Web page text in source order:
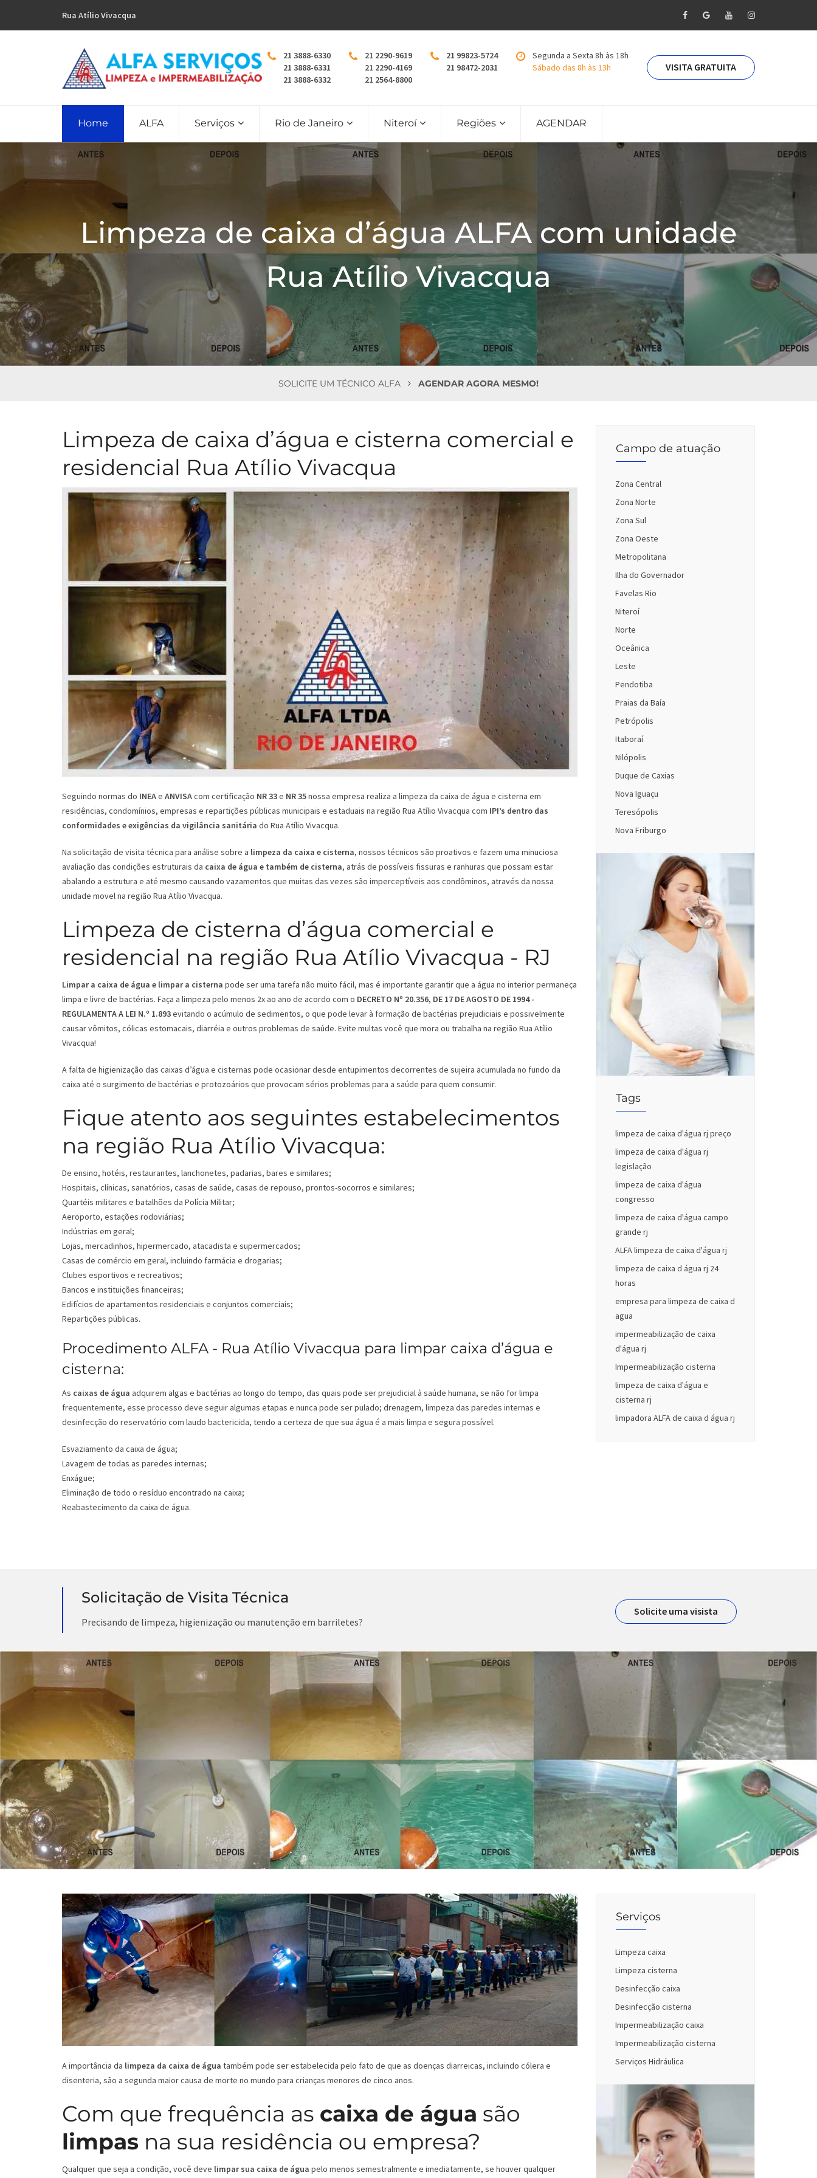
Rua Atí­lio Vivacqua
21 3888-6330
21 3888-6331
21 3888-6332
21 2290-9619
21 2290-4169
21 2564-8800
21 99823-5724
21 98472-2031
Segunda a Sexta 8h às 18h
Sábado das 8h às 13h
VISITA GRATUITA
Home ALFA Serviços Rio de Janeiro Niteroí Regiões AGENDAR
Limpeza de caixa d’água ALFA com unidade
Rua Atí­lio Vivacqua
SOLICITE UM TÉCNICO ALFA AGENDAR AGORA MESMO!
Campo de atuação
Zona Central
Zona Norte
Zona Sul
Zona Oeste
Metropolitana
Ilha do Governador
Favelas Rio
Niteroí
Norte
Oceânica
Leste
Pendotiba
Praias da Baía
Petrópolis
Itaboraí
Nilópolis
Duque de Caxias
Nova Iguaçu
Teresópolis
Nova Friburgo
Tags
limpeza de caixa d'água rj preço
limpeza de caixa d'água rj
legislação
limpeza de caixa d'água
congresso
limpeza de caixa d'água campo
grande rj
ALFA limpeza de caixa d'água rj
limpeza de caixa d água rj 24
horas
empresa para limpeza de caixa d
agua
impermeabilização de caixa
d'água rj
Impermeabilização cisterna
limpeza de caixa d'água e
cisterna rj
limpadora ALFA de caixa d água rj
Limpeza de caixa d’água e cisterna comercial e
residencial Rua Atí­lio Vivacqua
Seguindo normas do INEAe ANVISAcom certificação NR 33e NR 35nossa empresa realiza a limpeza da caixa de água e cisterna em
residências, condomínios, empresas e repartições públicas municipais e estaduais na região Rua Atí­lio Vivacqua com IPI’s dentro das
conformidades e exigências da vigilância sanitária do Rua Atí­lio Vivacqua.
Na solicitação de visita técnica para análise sobre a limpeza da caixa e cisterna, nossos técnicos são proativos e fazem uma minuciosa
avaliação das condições estruturais da caixa de água e também de cisterna, atrás de possíveis fissuras e ranhuras que possam estar
abalando a estrutura e até mesmo causando vazamentos que muitas das vezes são imperceptíveis aos condôminos, através da nossa
unidade movel na região Rua Atí­lio Vivacqua.
Limpeza de cisterna d’água comercial e
residencial na região Rua Atí­lio Vivacqua - RJ
Limpar a caixa de água e limpar a cisterna pode ser uma tarefa não muito fácil, mas é importante garantir que a água no interior permaneça
limpa e livre de bactérias. Faça a limpeza pelo menos 2x ao ano de acordo com o DECRETO Nº 20.356, DE 17 DE AGOSTO DE 1994 -
REGULAMENTA A LEI N.º 1.893evitando o acúmulo de sedimentos, o que pode levar à formação de bactérias prejudiciais e possivelmente
causar vômitos, cólicas estomacais, diarréia e outros problemas de saúde. Evite multas você que mora ou trabalha na região Rua Atí­lio
Vivacqua!
A falta de higienização das caixas d’água e cisternas pode ocasionar desde entupimentos decorrentes de sujeira acumulada no fundo da
caixa até o surgimento de bactérias e protozoários que provocam sérios problemas para a saúde para quem consumir.
Fique atento aos seguintes estabelecimentos
na região Rua Atí­lio Vivacqua:
De ensino, hotéis, restaurantes, lanchonetes, padarias, bares e similares;
Hospitais, clínicas, sanatórios, casas de saúde, casas de repouso, prontos-socorros e similares;
Quartéis militares e batalhões da Polícia Militar;
Aeroporto, estações rodoviárias;
Indústrias em geral;
Lojas, mercadinhos, hipermercado, atacadista e supermercados;
Casas de comércio em geral, incluindo farmácia e drogarias;
Clubes esportivos e recreativos;
Bancos e instituições financeiras;
Edifícios de apartamentos residenciais e conjuntos comerciais;
Repartições públicas.
Procedimento ALFA - Rua Atí­lio Vivacqua para limpar caixa d’água e
cisterna:
As caixas de água adquirem algas e bactérias ao longo do tempo, das quais pode ser prejudicial à saúde humana, se não for limpa
frequentemente, esse processo deve seguir algumas etapas e nunca pode ser pulado; drenagem, limpeza das paredes internas e
desinfecção do reservatório com laudo bactericida, tendo a certeza de que sua água é a mais limpa e segura possível.
Esvaziamento da caixa de água;
Lavagem de todas as paredes internas;
Enxágue;
Eliminação de todo o resíduo encontrado na caixa;
Reabastecimento da caixa de água.
Solicitação de Visita Técnica
Precisando de limpeza, higienização ou manutenção em barriletes?
Solicite uma visista
Serviços
Limpeza caixa
Limpeza cisterna
Desinfecção caixa
Desinfecção cisterna
Impermeabilização caixa
Impermeabilização cisterna
Serviços Hidráulica
A importância da limpeza da caixa de água também pode ser estabelecida pelo fato de que as doenças diarreicas, incluindo cólera e
disenteria, são a segunda maior causa de morte no mundo para crianças menores de cinco anos.
Com que frequência as caixa de água são
limpas na sua residência ou empresa?
Qualquer que seja a condição, você deve limpar sua caixa de água pelo menos semestralmente e imediatamente, se houver qualquer